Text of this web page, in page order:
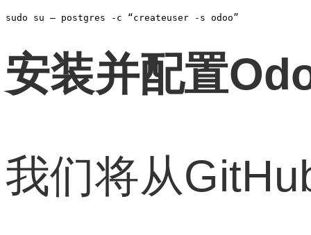
sudo su – postgres -c “createuser -s odoo”
安装并配置
我们将从